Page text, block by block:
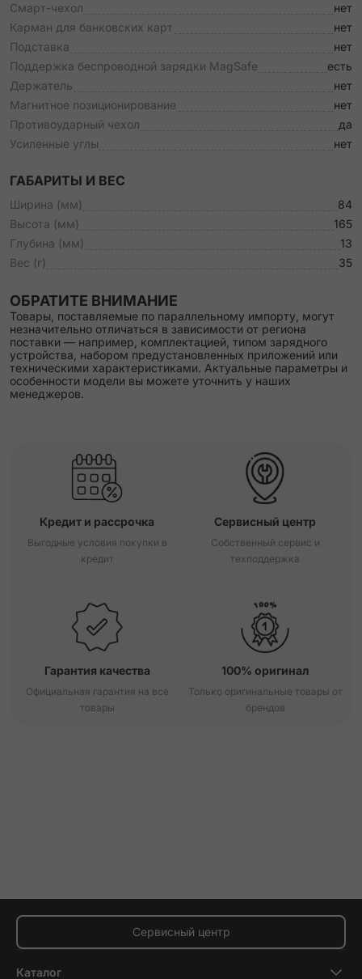
Смарт-чехол
нет
Карман для банковских карт
нет
Подставка
нет
Поддержка беспроводной зарядки MagSafe
есть
Держатель
нет
Магнитное позиционирование
нет
Противоударный чехол
да
Усиленные углы
нет
ГАБАРИТЫ И ВЕС
Ширина (мм)
84
Высота (мм)
165
Глубина (мм)
13
Вес (г)
35
ОБРАТИТЕ ВНИМАНИЕ
Товары, поставляемые по параллельному импорту, могут
незначительно отличаться в зависимости от региона
поставки — например, комплектацией, типом зарядного
устройства, набором предустановленных приложений или
техническими характеристиками. Актуальные параметры и
особенности модели вы можете уточнить у наших
менеджеров.
Кредит и рассрочка
Выгодные условия покупки в
кредит
Сервисный центр
Собственный сервис и
техподдержка
Гарантия качества
Официальная гарантия на все
товары
100% оригинал
Только оригинальные товары от
брендов
Сервисный центр
Каталог